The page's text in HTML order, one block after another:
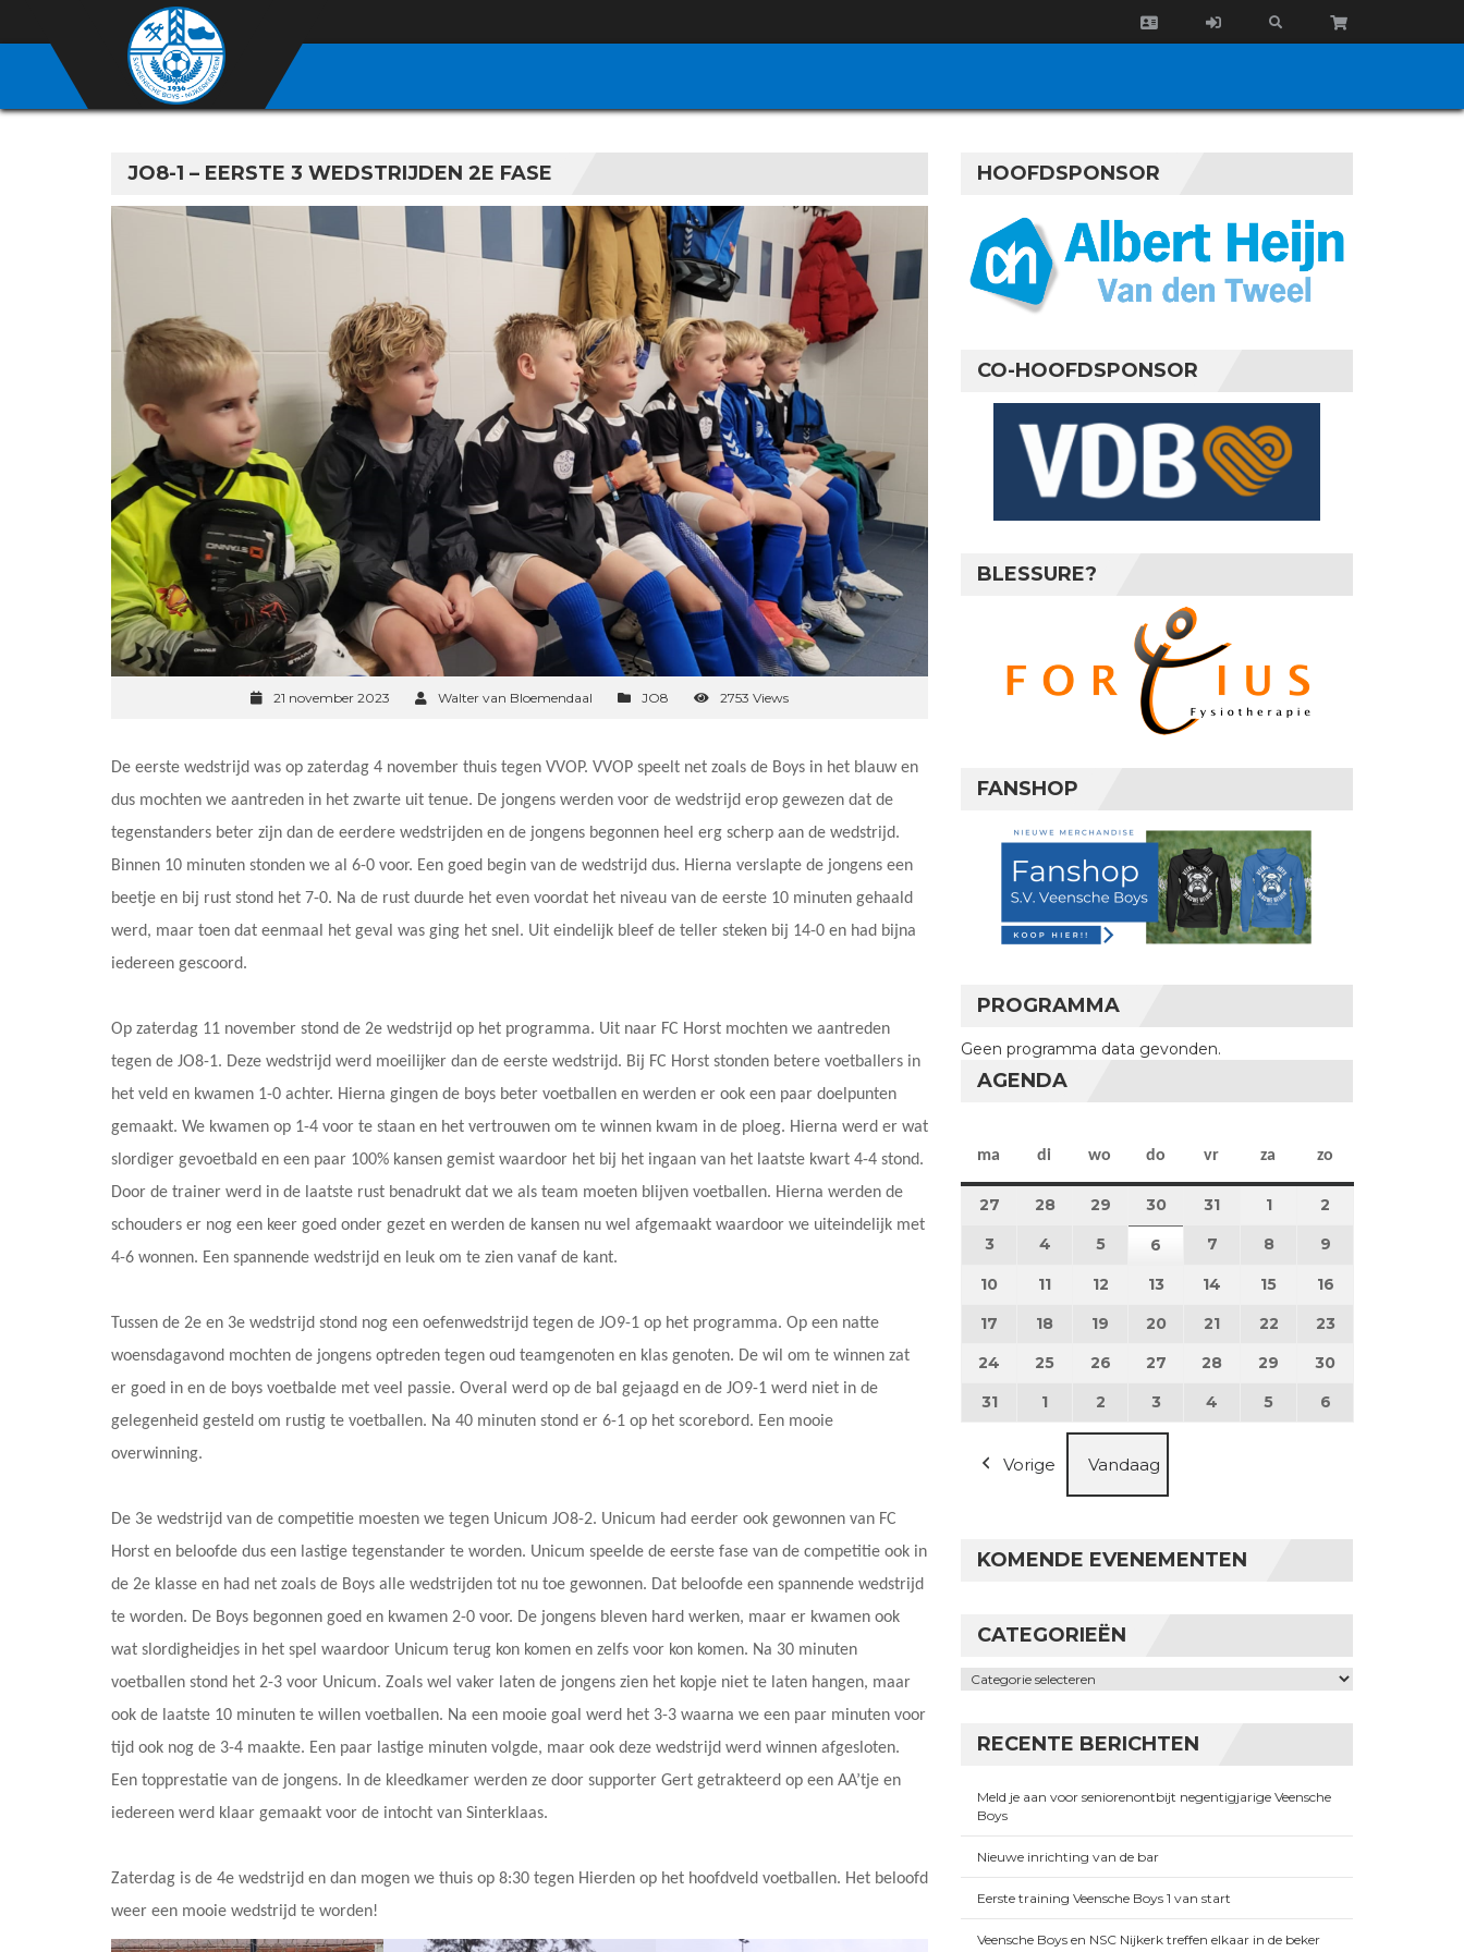
JO8-1 – EERSTE 3 WEDSTRIJDEN 2E FASE
21 november 2023 Walter van Bloemendaal JO8 2753 Views
De eerste wedstrijd was op zaterdag 4 november thuis tegen VVOP. VVOP speelt net zoals de Boys in het blauw en
dus mochten we aantreden in het zwarte uit tenue. De jongens werden voor de wedstrijd erop gewezen dat de
tegenstanders beter zijn dan de eerdere wedstrijden en de jongens begonnen heel erg scherp aan de wedstrijd.
Binnen 10 minuten stonden we al 6-0 voor. Een goed begin van de wedstrijd dus. Hierna verslapte de jongens een
beetje en bij rust stond het 7-0. Na de rust duurde het even voordat het niveau van de eerste 10 minuten gehaald
werd, maar toen dat eenmaal het geval was ging het snel. Uit eindelijk bleef de teller steken bij 14-0 en had bijna
iedereen gescoord.
Op zaterdag 11 november stond de 2e wedstrijd op het programma. Uit naar FC Horst mochten we aantreden
tegen de JO8-1. Deze wedstrijd werd moeilijker dan de eerste wedstrijd. Bij FC Horst stonden betere voetballers in
het veld en kwamen 1-0 achter. Hierna gingen de boys beter voetballen en werden er ook een paar doelpunten
gemaakt. We kwamen op 1-4 voor te staan en het vertrouwen om te winnen kwam in de ploeg. Hierna werd er wat
slordiger gevoetbald en een paar 100% kansen gemist waardoor het bij het ingaan van het laatste kwart 4-4 stond.
Door de trainer werd in de laatste rust benadrukt dat we als team moeten blijven voetballen. Hierna werden de
schouders er nog een keer goed onder gezet en werden de kansen nu wel afgemaakt waardoor we uiteindelijk met
4-6 wonnen. Een spannende wedstrijd en leuk om te zien vanaf de kant.
Tussen de 2e en 3e wedstrijd stond nog een oefenwedstrijd tegen de JO9-1 op het programma. Op een natte
woensdagavond mochten de jongens optreden tegen oud teamgenoten en klas genoten. De wil om te winnen zat
er goed in en de boys voetbalde met veel passie. Overal werd op de bal gejaagd en de JO9-1 werd niet in de
gelegenheid gesteld om rustig te voetballen. Na 40 minuten stond er 6-1 op het scorebord. Een mooie
overwinning.
De 3e wedstrijd van de competitie moesten we tegen Unicum JO8-2. Unicum had eerder ook gewonnen van FC
Horst en beloofde dus een lastige tegenstander te worden. Unicum speelde de eerste fase van de competitie ook in
de 2e klasse en had net zoals de Boys alle wedstrijden tot nu toe gewonnen. Dat beloofde een spannende wedstrijd
te worden. De Boys begonnen goed en kwamen 2-0 voor. De jongens bleven hard werken, maar er kwamen ook
wat slordigheidjes in het spel waardoor Unicum terug kon komen en zelfs voor kon komen. Na 30 minuten
voetballen stond het 2-3 voor Unicum. Zoals wel vaker laten de jongens zien het kopje niet te laten hangen, maar
ook de laatste 10 minuten te willen voetballen. Na een mooie goal werd het 3-3 waarna we een paar minuten voor
tijd ook nog de 3-4 maakte. Een paar lastige minuten volgde, maar ook deze wedstrijd werd winnen afgesloten.
Een topprestatie van de jongens. In de kleedkamer werden ze door supporter Gert getrakteerd op een AA’tje en
iedereen werd klaar gemaakt voor de intocht van Sinterklaas.
Zaterdag is de 4e wedstrijd en dan mogen we thuis op 8:30 tegen Hierden op het hoofdveld voetballen. Het beloofd
weer een mooie wedstrijd te worden!
HOOFDSPONSOR
CO-HOOFDSPONSOR
BLESSURE?
FANSHOP
PROGRAMMA
Geen programma data gevonden.
AGENDA
ma maandag
di dinsdag
wo woensdag
do donderdag
vr vrijdag
za zaterdag
zo
27 27 juli 2026
28 28 juli 2026
29 29 juli 2026
3030 juli 2026
31 31 juli 2026
11 augustus 2026
2
3 3 augustus 2026
4 4 augustus 2026
55 augustus 2026
6 6 augustus 2026
7 7 augustus 2026
8 8 augustus 2026
9
10 10 augustus 2026
11 11 augustus 2026
12 12 augustus 2026
13 13 augustus 2026
14 14 augustus 2026
15 15 augustus 2026
16
17 17 augustus 2026
18 18 augustus 2026
19 19 augustus 2026
20 20 augustus 2026
21 21 augustus 2026
22 22 augustus 2026
23
24 24 augustus 2026
25 25 augustus 2026
26 26 augustus 2026
27 27 augustus 2026
28 28 augustus 2026
29 29 augustus 2026
30
3131 augustus 2026
1 1 september 2026
2 2 september 2026
3 3 september 2026
4 4 september 2026
5 5 september 2026
6
Vorige Vandaag
KOMENDE EVENEMENTEN
CATEGORIEËN
Categorieën
RECENTE BERICHTEN
Meld je aan voor seniorenontbijt negentigjarige Veensche
Boys
Nieuwe inrichting van de bar
Eerste training Veensche Boys 1 van start
Veensche Boys en NSC Nijkerk treffen elkaar in de beker